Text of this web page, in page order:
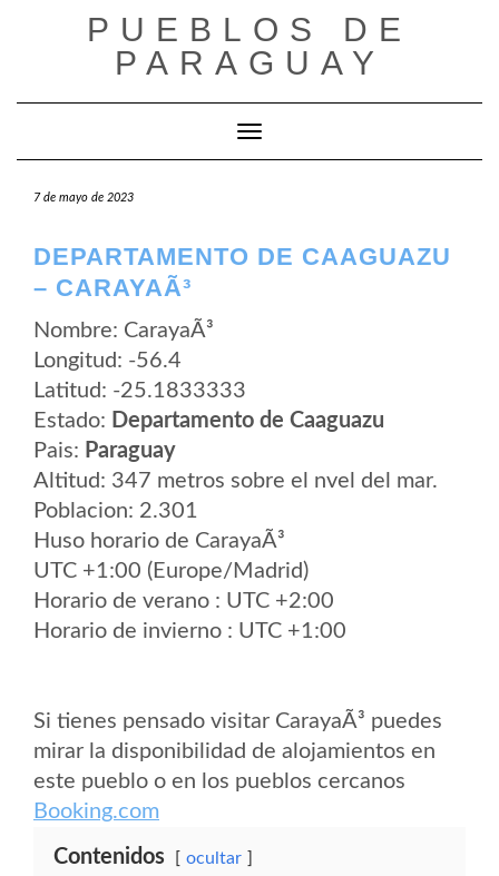
PUEBLOS DE
PARAGUAY
Cambiar modo de navegación
7 de mayo de 2023
DEPARTAMENTO DE CAAGUAZU
– CARAYAÃ³
Nombre: CarayaÃ³
Longitud: -56.4
Latitud: -25.1833333
Estado: Departamento de Caaguazu
Pais: Paraguay
Altitud: 347 metros sobre el nvel del mar.
Poblacion: 2.301
Huso horario de CarayaÃ³
UTC +1:00 (Europe/Madrid)
Horario de verano : UTC +2:00
Horario de invierno : UTC +1:00
Si tienes pensado visitar CarayaÃ³ puedes
mirar la disponibilidad de alojamientos en
este pueblo o en los pueblos cercanos
Booking.com
Contenidos ocultar